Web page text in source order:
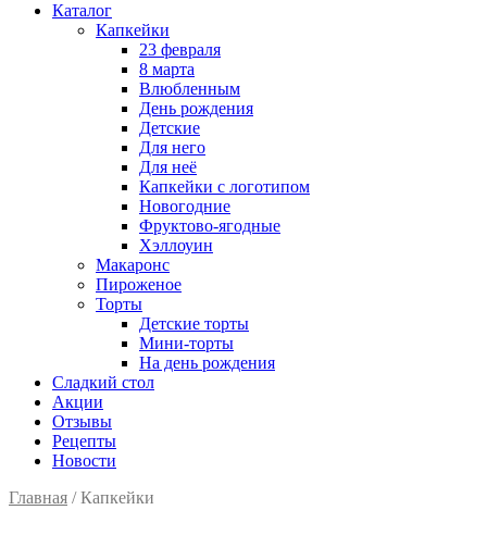
Каталог
Капкейки
23 февраля
8 марта
Влюбленным
День рождения
Детские
Для него
Для неё
Капкейки с логотипом
Новогодние
Фруктово-ягодные
Хэллоуин
Макаронс
Пироженое
Торты
Детские торты
Мини-торты
На день рождения
Сладкий стол
Акции
Отзывы
Рецепты
Новости
Главная / Капкейки